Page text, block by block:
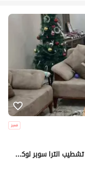
شقه للبيع في موقع مميز في مدينة نصر 185م تشطيب الترا سوبر لوكس